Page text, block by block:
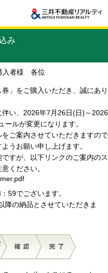
み
入者様 各位
」をご購入いただき、誠にあり
い、2026年7月26日(日)～2026
ルが変更になります。
ご案内させていただきますので
うお願い申し上げます。
すが、以下リンクのご案内のス
ください。
59でございます。
の納品とさせていただきま